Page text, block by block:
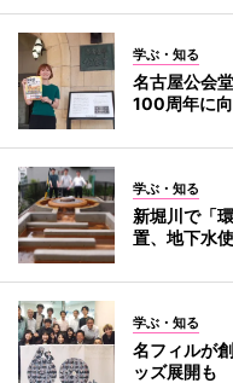
学ぶ・知る
名古屋公会
100周年に
学ぶ・知る
新堀川で「
置、地下水
学ぶ・知る
名フィルが
ッズ展開も